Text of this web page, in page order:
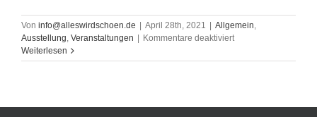
Von info@alleswirdschoen.de | April 28th, 2021 | Allgemein
Ausstellung Veranstaltungen | Kommentare deaktiviertfür
Ausstellung
Weiterlesen